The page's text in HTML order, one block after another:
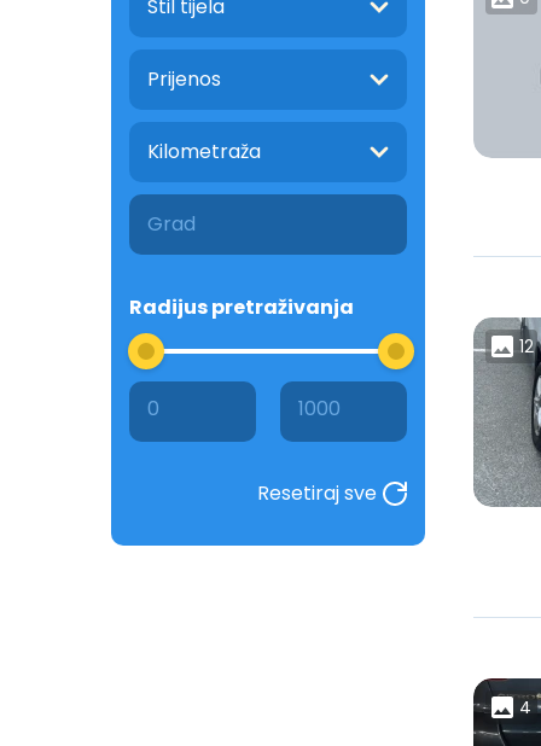
Stil tijela
Prijenos
Kilometraža
Radijus pretraživanja
0 1000
Resetiraj sve
12
4